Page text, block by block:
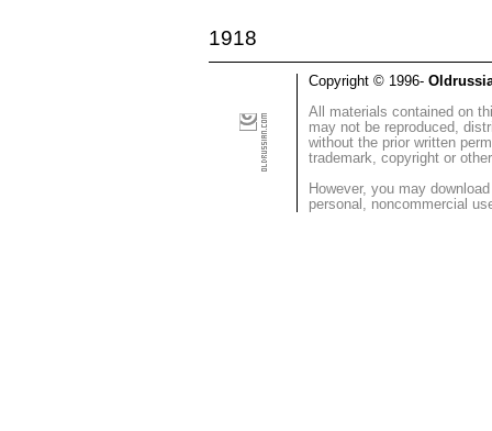
1918
Copyright © 1996-
All materials contained on
may not be reproduced,
without the prior written
trademark, copyright or
However, you may
personal, noncommercial